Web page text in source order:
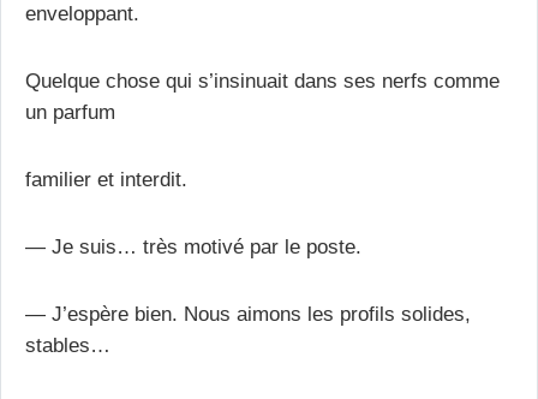
enveloppant.
Quelque chose qui s’insinuait dans ses nerfs comme
un parfum
familier et interdit.
— Je suis… très motivé par le poste.
— J’espère bien. Nous aimons les profils solides,
stables…